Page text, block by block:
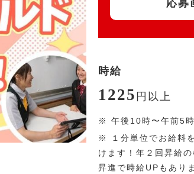
応募
時給
1225 円 以上
※ 午後10時〜午前5
※
１分単位でお給料
けます！年２回昇給
昇進で時給UPもあり